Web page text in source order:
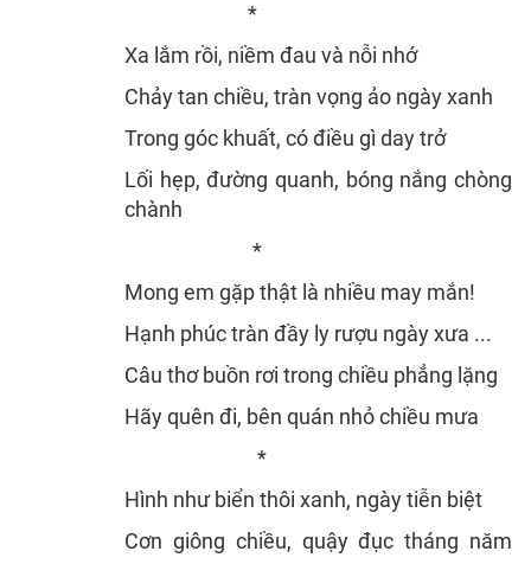
*
Xa lắm rồi, niềm đau và nỗi nhớ
Chảy tan chiều, tràn vọng ảo ngày xanh
Trong góc khuất, có điều gì day trở
Lối hẹp, đường quanh, bóng nắng chòng
chành
*
Mong em gặp thật là nhiều may mắn!
Hạnh phúc tràn đầy ly rượu ngày xưa ...
Câu thơ buồn rơi trong chiều phẳng lặng
Hãy quên đi, bên quán nhỏ chiều mưa
*
Hình như biển thôi xanh, ngày tiễn biệt
Cơn giông chiều, quậy đục tháng năm